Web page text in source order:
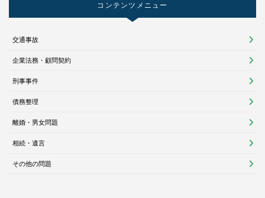
コンテンツメニュー
交通事故
企業法務・顧問契約
刑事事件
債務整理
離婚・男女問題
相続・遺言
その他の問題